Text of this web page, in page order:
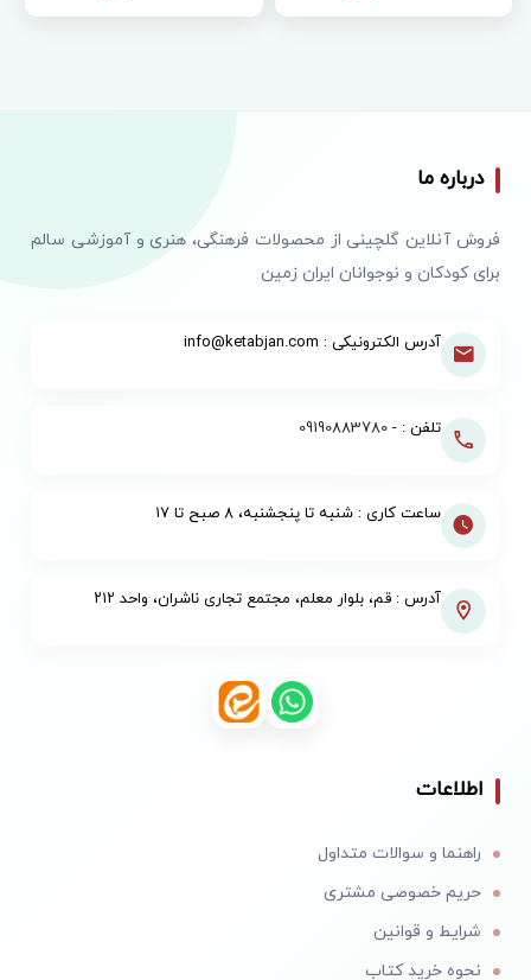
درباره ما
فروش آنلاین گلچینی از محصولات فرهنگی، هنری و آموزشی سالم
برای کودکان و نوجوانان ایران زمین
آدرس الکترونیکی : info@ketabjan.com
تلفن : -09190883780
ساعت کاری : شنبه تا پنجشنبه، ۸ صبح تا ۱۷
آدرس : قم، بلوار معلم، مجتمع تجاری ناشران، واحد ۲۱۲
اطلاعات
راهنما و سوالات متداول
حریم خصوصی مشتری
شرایط و قوانین
نحوه خرید کتاب